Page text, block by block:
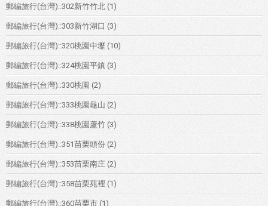
郵編旅行(台灣)::302新竹竹北 (1)
郵編旅行(台灣)::303新竹湖口 (3)
郵編旅行(台灣)::320桃園中壢 (10)
郵編旅行(台灣)::324桃園平鎮 (3)
郵編旅行(台灣)::330桃園 (2)
郵編旅行(台灣)::333桃園龜山 (2)
郵編旅行(台灣)::338桃園蘆竹 (3)
郵編旅行(台灣)::351苗栗頭份 (2)
郵編旅行(台灣)::353苗栗南庄 (2)
郵編旅行(台灣)::358苗栗苑裡 (1)
郵編旅行(台灣)::360苗栗市 (1)